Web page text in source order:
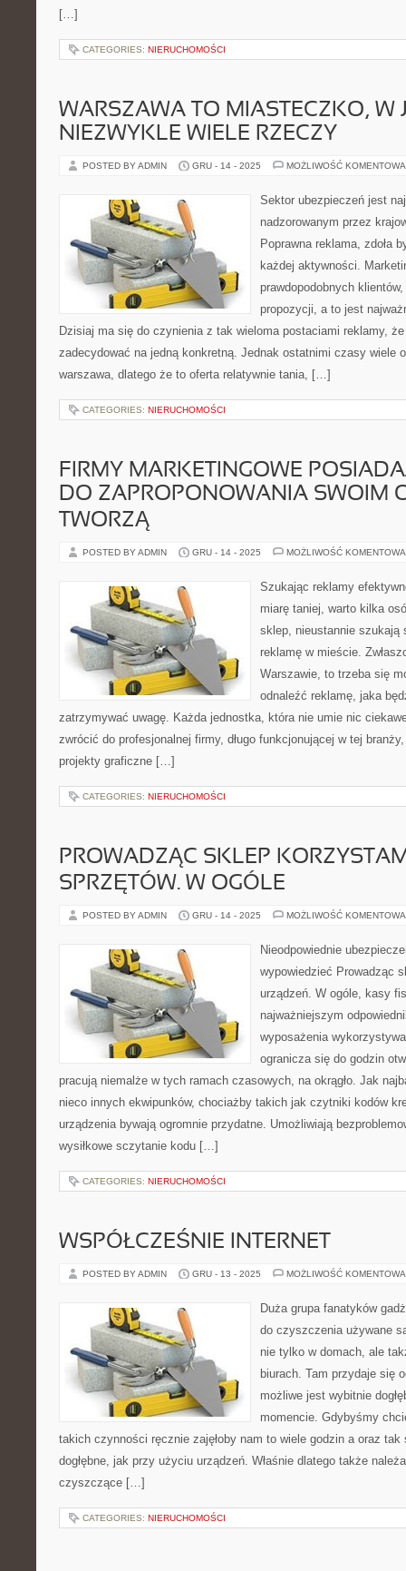
[…]
CATEGORIES: NIERUCHOMOŚCI
WARSZAWA TO MIASTECZKO, W
NIEZWYKLE WIELE RZECZY
POSTED BY ADMIN GRU - 14 - 2025 MOŻLIWOŚĆ
Sektor ubezpieczeń jest
nadzorowanym przez
Poprawna reklama, zdoła
każdej aktywności.
prawdopodobnych
propozycji, a to jest
Dzisiaj ma się do czynienia z tak wieloma postaciami reklamy,
zadecydować na jedną konkretną. Jednak ostatnimi czasy wiele
warszawa, dlatego że to oferta relatywnie tania, […]
CATEGORIES: NIERUCHOMOŚCI
FIRMY MARKETINGOWE
DO ZAPROPONOWANIA SWOIM
TWORZĄ
POSTED BY ADMIN GRU - 14 - 2025 MOŻLIWOŚĆ
Szukając reklamy
miarę taniej, warto kilka
sklep, nieustannie szukają
reklamę w mieście.
Warszawie, to trzeba się
odnaleźć reklamę, jaka
zatrzymywać uwagę. Każda jednostka, która nie umie nic
zwrócić do profesjonalnej firmy, długo funkcjonującej w tej
projekty graficzne […]
CATEGORIES: NIERUCHOMOŚCI
PROWADZĄC SKLEP
SPRZĘTÓW. W OGÓLE
POSTED BY ADMIN GRU - 14 - 2025 MOŻLIWOŚĆ
Nieodpowiednie
wypowiedzieć Prowadząc
urządzeń. W ogóle, kasy
najważniejszym
wyposażenia
ogranicza się do godzin
pracują niemalże w tych ramach czasowych, na okrągło. Jak
nieco innych ekwipunków, chociażby takich jak czytniki kodów
urządzenia bywają ogromnie przydatne. Umożliwiają
wysiłkowe sczytanie kodu […]
CATEGORIES: NIERUCHOMOŚCI
WSPÓŁCZEŚNIE INTERNET
POSTED BY ADMIN GRU - 13 - 2025 MOŻLIWOŚĆ
Duża grupa fanatyków
do czyszczenia używane
nie tylko w domach, ale
biurach. Tam przydaje się
możliwe jest wybitnie
momencie. Gdybyśmy
takich czynności ręcznie zajęłoby nam to wiele godzin a oraz tak
dogłębne, jak przy użyciu urządzeń. Właśnie dlatego także
czyszczące […]
CATEGORIES: NIERUCHOMOŚCI